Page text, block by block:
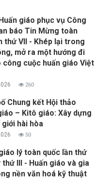
giáo phục vụ Công
báo Tin Mừng toàn
thứ VII - Khép lại trong
mở ra một hướng đi
công cuộc huấn giáo Việt
260
Chung kết Hội thảo
– Kitô giáo: Xây dựng
hài hòa
50
lý toàn quốc lần thứ
thứ III - Huấn giáo và gia
nền văn hoá kỹ thuật